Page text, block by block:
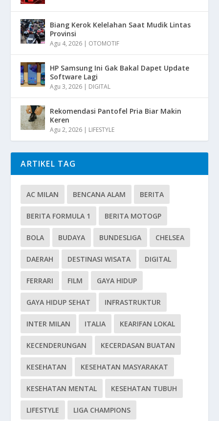
Biang Kerok Kelelahan Saat Mudik Lintas
Provinsi
Agu 4, 2026 | OTOMOTIF
HP Samsung Ini Gak Bakal Dapet Update
Software Lagi
Agu 3, 2026 | DIGITAL
Rekomendasi Pantofel Pria Biar Makin
Keren
Agu 2, 2026 | LIFESTYLE
ARTIKEL TAG
AC MILAN BENCANA ALAM BERITA
BERITA FORMULA 1 BERITA MOTOGP
BOLA BUDAYA BUNDESLIGA CHELSEA
DAERAH DESTINASI WISATA DIGITAL
FERRARI FILM GAYA HIDUP
GAYA HIDUP SEHAT INFRASTRUKTUR
INTER MILAN ITALIA KEARIFAN LOKAL
KECENDERUNGAN KECERDASAN BUATAN
KESEHATAN KESEHATAN MASYARAKAT
KESEHATAN MENTAL KESEHATAN TUBUH
LIFESTYLE LIGA CHAMPIONS